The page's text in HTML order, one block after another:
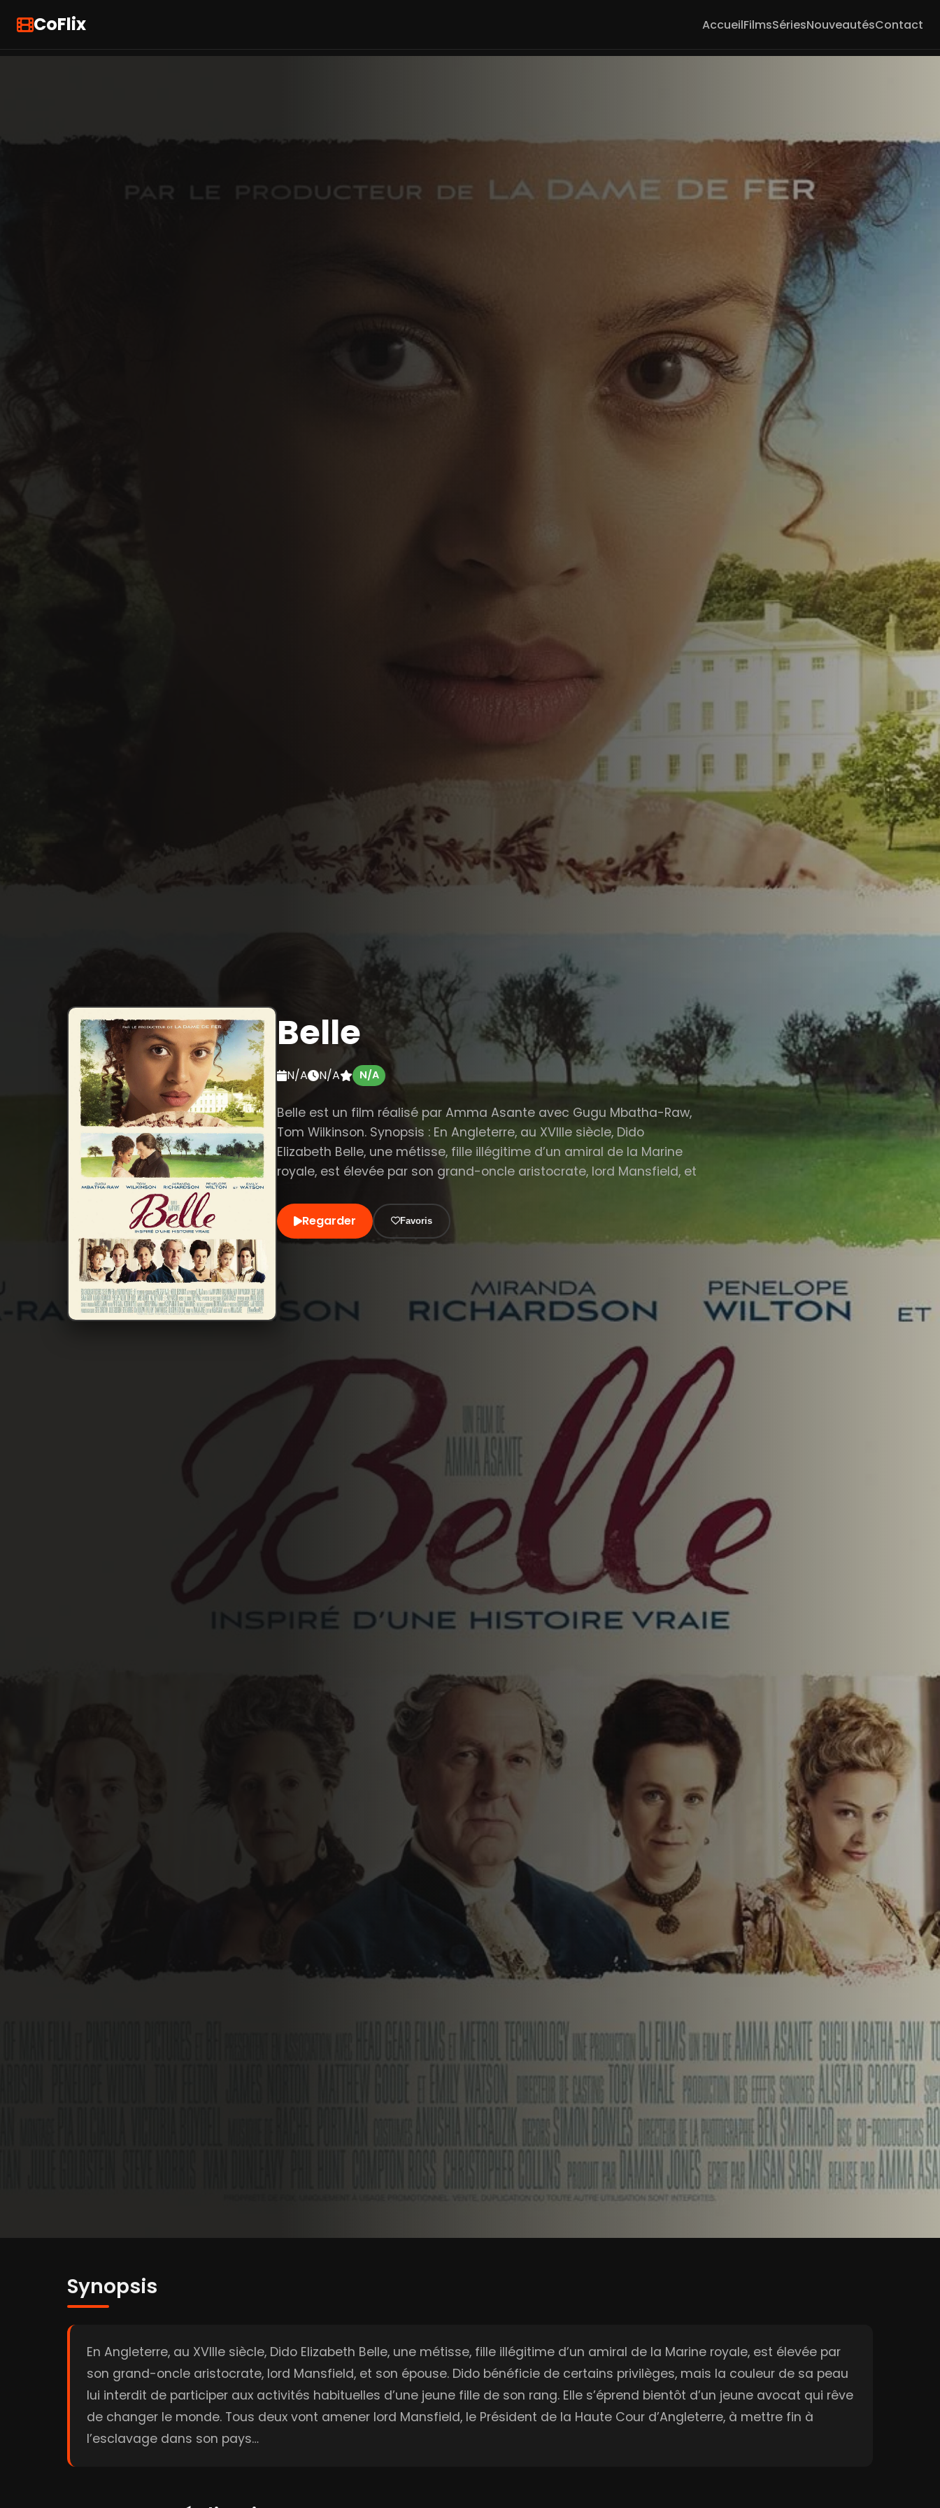
CoFlix AccueilFilmsSériesNouveautésContact
Belle
N/A N/A N/A
Belle est un film réalisé par Amma Asante avec Gugu Mbatha-Raw,
Tom Wilkinson. Synopsis : En Angleterre, au XVIIIe siècle, Dido
Elizabeth Belle, une métisse, fille illégitime d’un amiral de la Marine
royale, est élevée par son grand-oncle aristocrate, lord Mansfield, et
Regarder Favoris
Synopsis
En Angleterre, au XVIIIe siècle, Dido Elizabeth Belle, une métisse, fille illégitime d’un amiral de la Marine royale, est élevée par
son grand-oncle aristocrate, lord Mansfield, et son épouse. Dido bénéficie de certains privilèges, mais la couleur de sa peau
lui interdit de participer aux activités habituelles d’une jeune fille de son rang. Elle s’éprend bientôt d’un jeune avocat qui rêve
de changer le monde. Tous deux vont amener lord Mansfield, le Président de la Haute Cour d’Angleterre, à mettre fin à
l’esclavage dans son pays…